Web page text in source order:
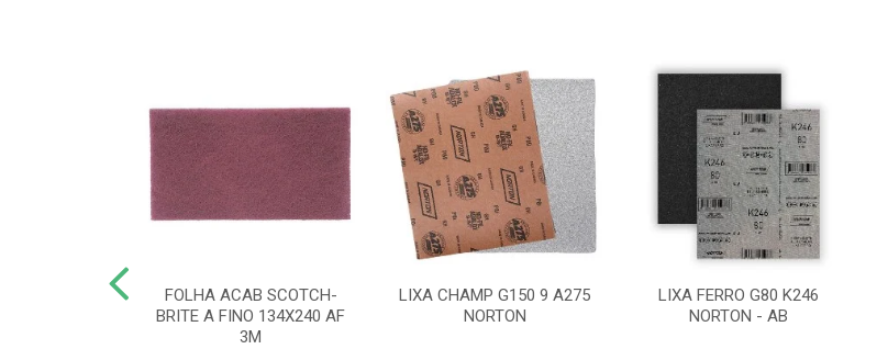
FOLHA ACAB SCOTCH-
BRITE A FINO 134X240 AF
3M
LIXA CHAMP G150 9 A275
NORTON
LIXA FERRO G80 K246
NORTON - AB